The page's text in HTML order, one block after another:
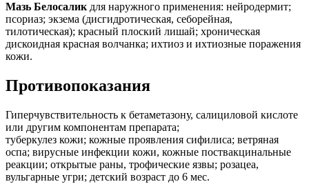
Мазь Белосаликдля наружного применения: нейродермит;
псориаз; экзема (дисгидротическая, себорейная,
тилотическая); красный плоский лишай; хроническая
дискоидная красная волчанка; ихтиоз и ихтиозные поражения
кожи.
Противопоказания
Гиперчувствительность к бетаметазону, салициловой кислоте
или другим компонентам препарата;
туберкулез кожи; кожные проявления сифилиса; ветряная
оспа; вирусные инфекции кожи, кожные поствакцинальные
реакции; открытые раны, трофические язвы; розацеа,
вульгарные угри; детский возраст до 6 мес.